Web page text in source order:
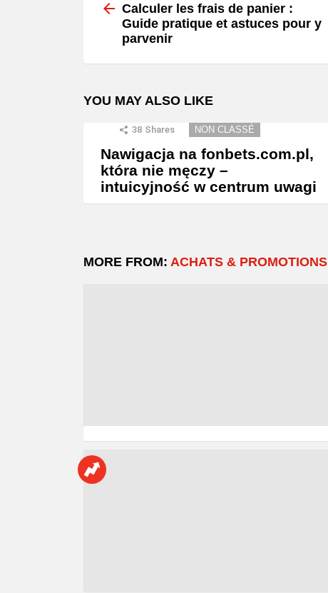
moreCalculer les frais de panier :
Guide pratique et astuces pour y
parvenir
YOU MAY ALSO LIKE
38 Shares NON CLASSÉ
Nawigacja na fonbets.com.pl,
która nie męczy –
intuicyjność w centrum uwagi
MORE FROM: ACHATS & PROMOTIONS